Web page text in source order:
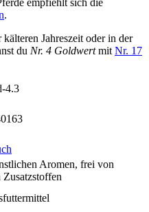
.
Jahreszeit oder in der
du Nr. 4 Goldwertmit Nr. 17
4.3
Aromen, frei von